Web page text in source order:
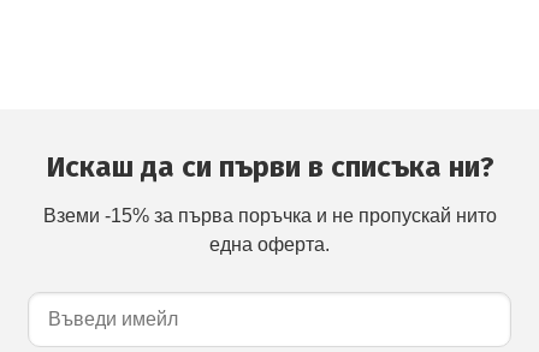
Искаш да си първи в списъка ни?
Вземи -15% за първа поръчка и не пропускай нито
една оферта.